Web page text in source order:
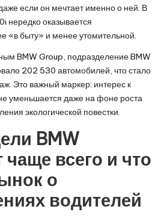
если он мечтает именно о ней. В
нередко оказывается
«в быту» и менее утомительной.
BMW Group, подразделение BMW
202 530 автомобилей, что стало
Это важный маркер: интерес к
уменьшается даже на фоне роста
экологической повестки.
BMW
всего и что
о
водителей